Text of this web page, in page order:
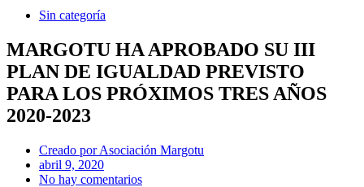
Sin categoría
MARGOTU HA APROBADO SU III
PLAN DE IGUALDAD PREVISTO
PARA LOS PRÓXIMOS TRES AÑOS
2020-2023
Creado porAsociación Margotu
abril 9, 2020
No hay comentarios